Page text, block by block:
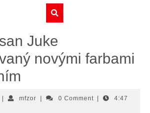
Juke
novými farbami
May
mfzormfzor 0 Comment
4:47